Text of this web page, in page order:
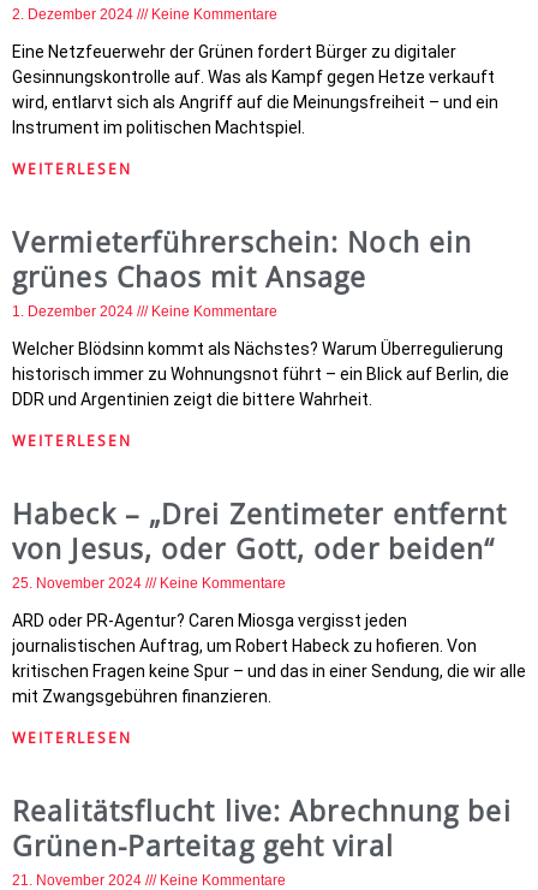
2. Dezember 2024 Keine Kommentare
Eine Netzfeuerwehr der Grünen fordert Bürger zu digitaler
Gesinnungskontrolle auf. Was als Kampf gegen Hetze verkauft
wird, entlarvt sich als Angriff auf die Meinungsfreiheit – und ein
Instrument im politischen Machtspiel.
WEITERLESEN
Vermieterführerschein: Noch ein
grünes Chaos mit Ansage
1. Dezember 2024 Keine Kommentare
Welcher Blödsinn kommt als Nächstes? Warum Überregulierung
historisch immer zu Wohnungsnot führt – ein Blick auf Berlin, die
DDR und Argentinien zeigt die bittere Wahrheit.
WEITERLESEN
Habeck – „Drei Zentimeter entfernt
von Jesus, oder Gott, oder beiden“
25. November 2024 Keine Kommentare
ARD oder PR-Agentur? Caren Miosga vergisst jeden
journalistischen Auftrag, um Robert Habeck zu hofieren. Von
kritischen Fragen keine Spur – und das in einer Sendung, die wir alle
mit Zwangsgebühren finanzieren.
WEITERLESEN
Realitätsflucht live: Abrechnung bei
Grünen-Parteitag geht viral
21. November 2024 Keine Kommentare